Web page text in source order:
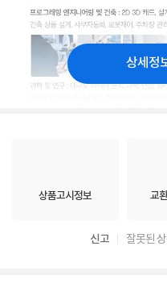
상세정
상품고시정보 교
신고 잘못된